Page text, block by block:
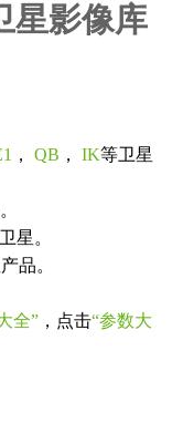
星影像库
， QB ， IK等卫星
星。
品。
全” ，点击“参数大